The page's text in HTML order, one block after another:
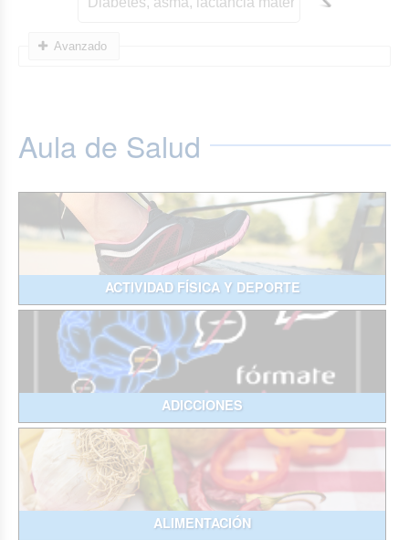
Avanzado
Aula de Salud
ACTIVIDAD FÍSICA Y DEPORTE
ADICCIONES
ALIMENTACIÓN